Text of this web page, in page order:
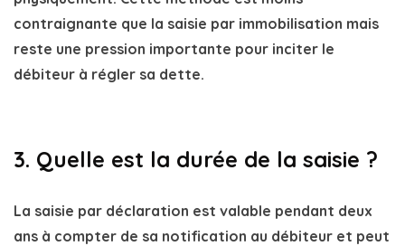
contraignante que la saisie par immobilisation mais
reste une pression importante pour inciter le
débiteur à régler sa dette.
3. Quelle est la durée de la saisie ?
La saisie par déclaration est valable pendant deux
ans à compter de sa notification au débiteur et peut